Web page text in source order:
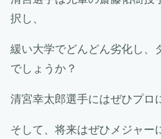
択し、
緩い大学でどんどん劣化し、
でしょうか？
清宮幸太郎選手にはぜひプロ
そして、将来はぜひメジャー